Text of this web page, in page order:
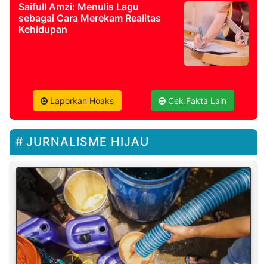
Saifull Amzi: Menulis Lagu
sebagai Cara Merekam Realitas
Kehidupan
Laporkan Hoaks Cek Fakta Lain
JURNALISME HIJAU